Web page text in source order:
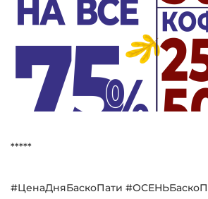
*****
#ЦенаДняБаскоПати